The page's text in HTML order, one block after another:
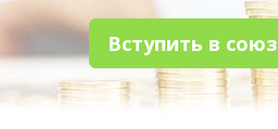
Вступить в союз